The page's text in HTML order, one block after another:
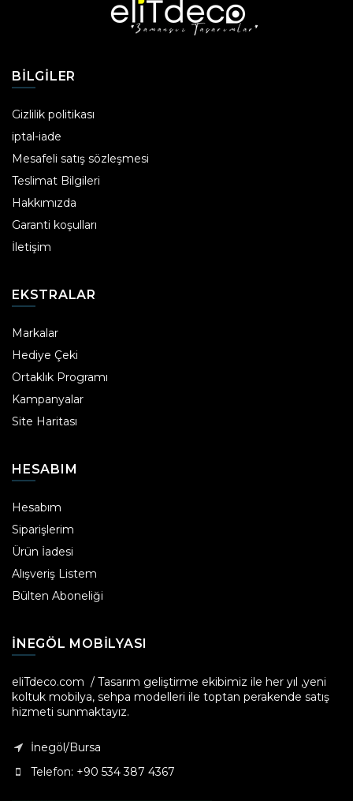
BILGILER
Gizlilik politikası
iptal-iade
Mesafeli satış sözleşmesi
Teslimat Bilgileri
Hakkımızda
Garanti koşulları
İletişim
EKSTRALAR
Markalar
Hediye Çeki
Ortaklık Programı
Kampanyalar
Site Haritası
HESABIM
Hesabım
Siparişlerim
Ürün İadesi
Alışveriş Listem
Bülten Aboneliği
INEGÖL MOBILYASI
eliTdeco.com / Tasarım geliştirme ekibimiz ile her yıl ,yeni
koltuk mobilya, sehpa modelleri ile toptan perakende satış
hizmeti sunmaktayız.
İnegöl/Bursa
Telefon: +90 534 387 4367